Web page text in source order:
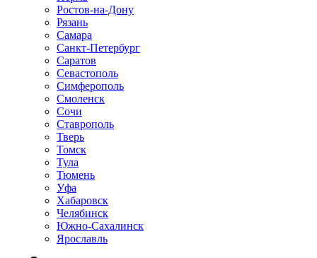
Ростов-на-Дону
Рязань
Самара
Санкт-Петербург
Саратов
Севастополь
Симферополь
Смоленск
Сочи
Ставрополь
Тверь
Томск
Тула
Тюмень
Уфа
Хабаровск
Челябинск
Южно-Сахалинск
Ярославль